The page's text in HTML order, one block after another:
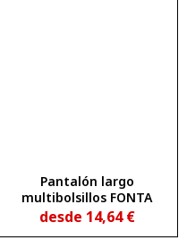
Pantalón largo
multibolsillos FONTA
desde 14,64€